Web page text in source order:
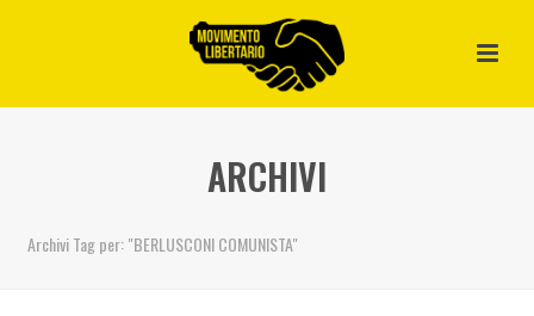
ARCHIVI
Archivi Tag per: "BERLUSCONI COMUNISTA"